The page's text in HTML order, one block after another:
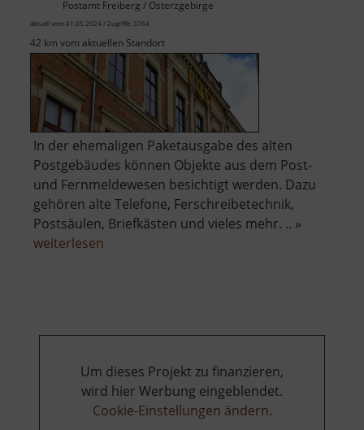
Postamt Freiberg / Osterzgebirge
aktuell vom 01.05.2024 / Zugriffe: 3764
42 km vom aktuellen Standort
In der ehemaligen Paketausgabe des alten
Postgebäudes können Objekte aus dem Post-
und Fernmeldewesen besichtigt werden. Dazu
gehören alte Telefone, Ferschreibetechnik,
Postsäulen, Briefkästen und vieles mehr. .. »
weiterlesen
Um dieses Projekt zu finanzieren,
wird hier Werbung eingeblendet.
Cookie-Einstellungen ändern.